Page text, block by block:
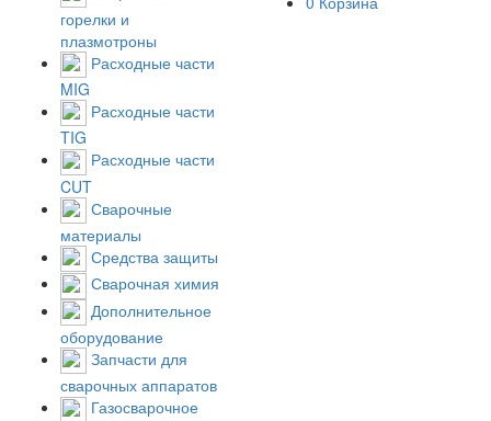
горелки и
плазмотроны
Расходные части
MIG
Расходные части
TIG
Расходные части
CUT
Сварочные
материалы
Средства защиты
Сварочная химия
Дополнительное
оборудование
Запчасти для
сварочных аппаратов
Газосварочное